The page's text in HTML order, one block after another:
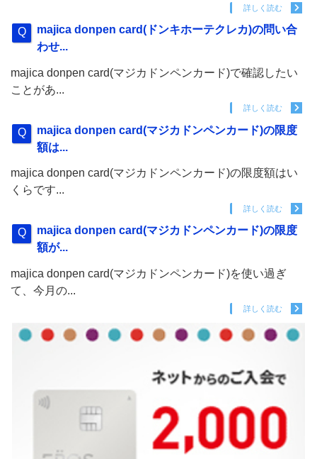
詳しく読む
majica donpen card(ドンキホーテクレカ)の問い合
わせ...
majica donpen card(マジカドンペンカード)で確認したい
ことがあ...
詳しく読む
majica donpen card(マジカドンペンカード)の限度
額は...
majica donpen card(マジカドンペンカード)の限度額はい
くらです...
詳しく読む
majica donpen card(マジカドンペンカード)の限度
額が...
majica donpen card(マジカドンペンカード)を使い過ぎ
て、今月の...
詳しく読む